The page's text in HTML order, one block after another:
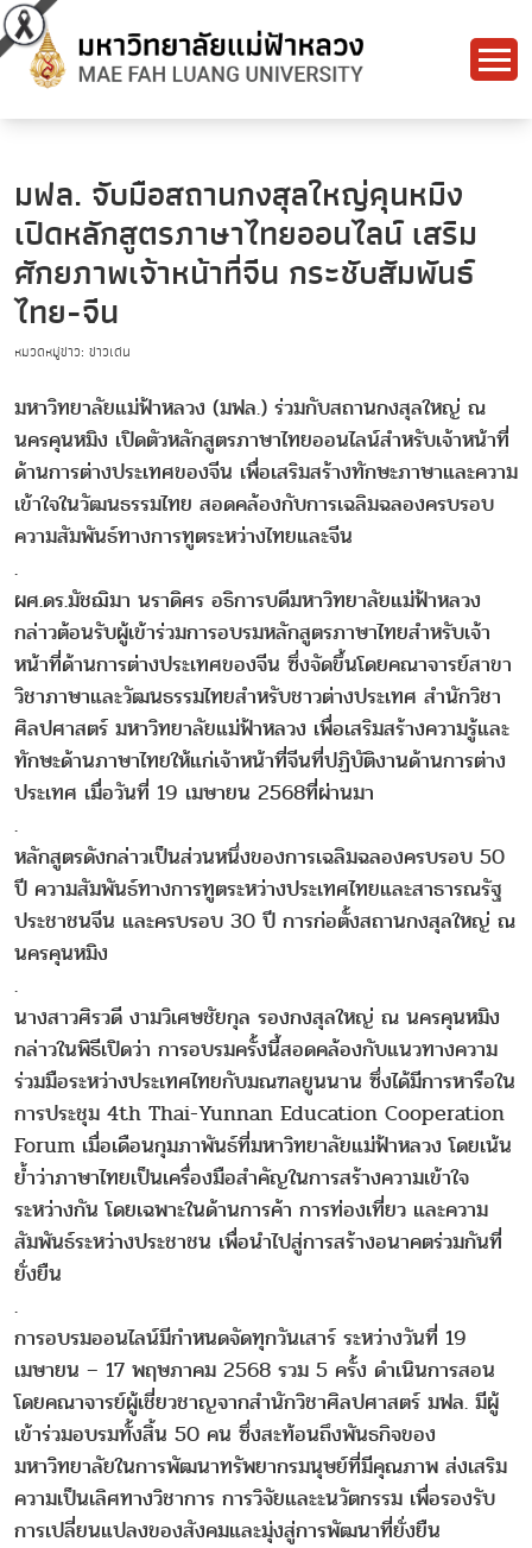
มฟล. จับมือสถานกงสุลใหญ่คุนหมิง
เปิดหลักสูตรภาษาไทยออนไลน์ เสริม
ศักยภาพเจ้าหน้าที่จีน กระชับสัมพันธ์
ไทย-จีน
หมวดหมู่ข่าว: ข่าวเด่น
มหาวิทยาลัยแม่ฟ้าหลวง (มฟล.) ร่วมกับสถานกงสุลใหญ่ ณ
นครคุนหมิง เปิดตัวหลักสูตรภาษาไทยออนไลน์สำหรับเจ้าหน้าที่
ด้านการต่างประเทศของจีน เพื่อเสริมสร้างทักษะภาษาและความ
เข้าใจในวัฒนธรรมไทย สอดคล้องกับการเฉลิมฉลองครบรอบ
ความสัมพันธ์ทางการทูตระหว่างไทยและจีน
.
ผศ.ดร.มัชฌิมา นราดิศร อธิการบดีมหาวิทยาลัยแม่ฟ้าหลวง
กล่าวต้อนรับผู้เข้าร่วมการอบรมหลักสูตรภาษาไทยสำหรับเจ้า
หน้าที่ด้านการต่างประเทศของจีน ซึ่งจัดขึ้นโดยคณาจารย์สาขา
วิชาภาษาและวัฒนธรรมไทยสำหรับชาวต่างประเทศ สำนักวิชา
ศิลปศาสตร์ มหาวิทยาลัยแม่ฟ้าหลวง เพื่อเสริมสร้างความรู้และ
ทักษะด้านภาษาไทยให้แก่เจ้าหน้าที่จีนที่ปฏิบัติงานด้านการต่าง
ประเทศ เมื่อวันที่ 19 เมษายน 2568ที่ผ่านมา
.
หลักสูตรดังกล่าวเป็นส่วนหนึ่งของการเฉลิมฉลองครบรอบ 50
ปี ความสัมพันธ์ทางการทูตระหว่างประเทศไทยและสาธารณรัฐ
ประชาชนจีน และครบรอบ 30 ปี การก่อตั้งสถานกงสุลใหญ่ ณ
นครคุนหมิง
.
นางสาวศิรวดี งามวิเศษชัยกุล รองกงสุลใหญ่ ณ นครคุนหมิง
กล่าวในพิธีเปิดว่า การอบรมครั้งนี้สอดคล้องกับแนวทางความ
ร่วมมือระหว่างประเทศไทยกับมณฑลยูนนาน ซึ่งได้มีการหารือใน
การประชุม 4th Thai-Yunnan Education Cooperation
Forum เมื่อเดือนกุมภาพันธ์ที่มหาวิทยาลัยแม่ฟ้าหลวง โดยเน้น
ย้ำว่าภาษาไทยเป็นเครื่องมือสำคัญในการสร้างความเข้าใจ
ระหว่างกัน โดยเฉพาะในด้านการค้า การท่องเที่ยว และความ
สัมพันธ์ระหว่างประชาชน เพื่อนำไปสู่การสร้างอนาคตร่วมกันที่
ยั่งยืน
.
การอบรมออนไลน์มีกำหนดจัดทุกวันเสาร์ ระหว่างวันที่ 19
เมษายน – 17 พฤษภาคม 2568 รวม 5 ครั้ง ดำเนินการสอน
โดยคณาจารย์ผู้เชี่ยวชาญจากสำนักวิชาศิลปศาสตร์ มฟล. มีผู้
เข้าร่วมอบรมทั้งสิ้น 50 คน ซึ่งสะท้อนถึงพันธกิจของ
มหาวิทยาลัยในการพัฒนาทรัพยากรมนุษย์ที่มีคุณภาพ ส่งเสริม
ความเป็นเลิศทางวิชาการ การวิจัยและะนวัตกรรม เพื่อรองรับ
การเปลี่ยนแปลงของสังคมและมุ่งสู่การพัฒนาที่ยั่งยืน